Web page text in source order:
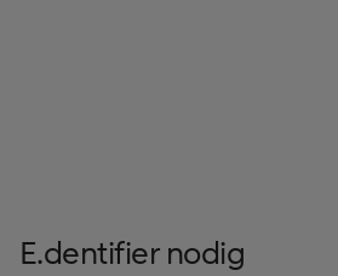
E.dentifier nodig